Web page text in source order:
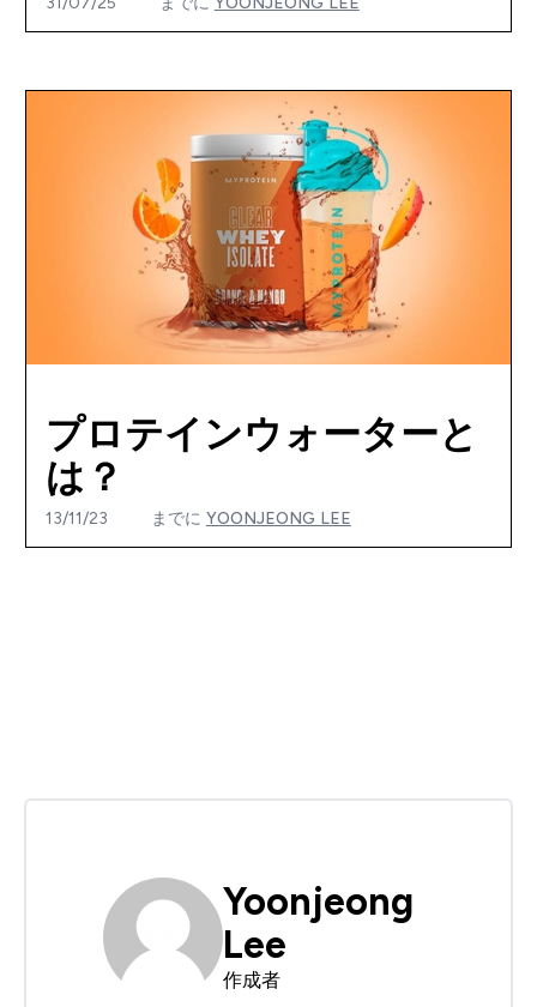
プロテインウォーターと
は？
13/11/23 までに YOONJEONG LEE
Yoonjeong
Lee
作成者